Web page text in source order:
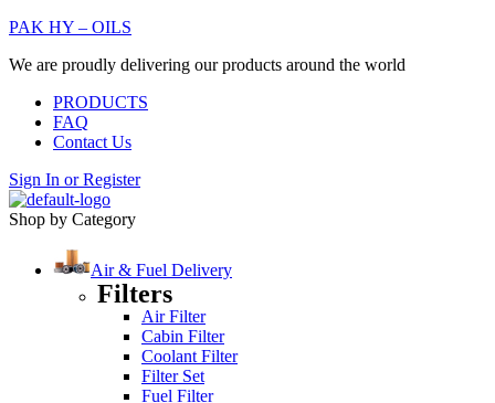
PAK HY – OILS
We are proudly delivering our products around the world
PRODUCTS
FAQ
Contact Us
Sign In orRegister
Shop by Category
Air & Fuel Delivery
Filters
Air Filter
Cabin Filter
Coolant Filter
Filter Set
Fuel Filter